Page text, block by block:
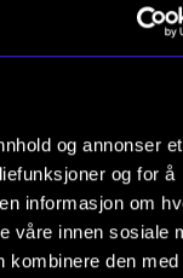
og annonser et
og for å
informasjon om
våre innen sosiale
kombinere den med
juli 2002.